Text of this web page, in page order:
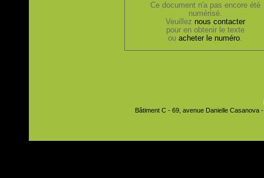
Ce document n'a pas encore été
numérisé.
Veuillez nous contacter
pour en obtenir le texte
ouacheter le numéro.
Bâtiment C - 69, avenue Danielle